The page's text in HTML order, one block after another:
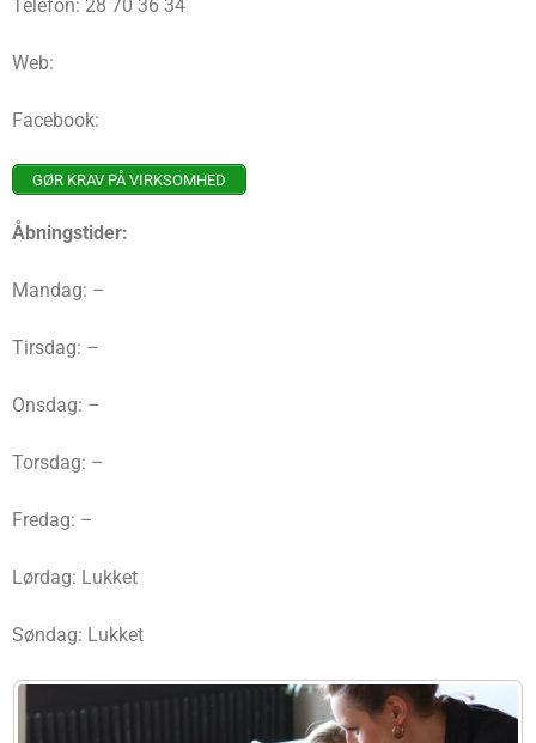
Telefon: 28 70 36 34
Web:
Facebook:
GØR KRAV PÅ VIRKSOMHED
Åbningstider:
Mandag: –
Tirsdag: –
Onsdag: –
Torsdag: –
Fredag: –
Lørdag: Lukket
Søndag: Lukket